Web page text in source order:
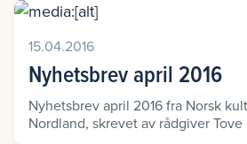
15.04.2016
Nyhetsbrev april 2016
Nyhetsbrev april 2016 fra Norsk
Nordland, skrevet av rådgiver